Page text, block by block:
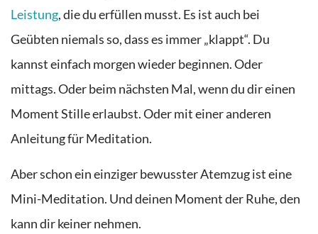
Leistung, die du erfüllen musst. Es ist auch bei
Geübten niemals so, dass es immer „klappt“. Du
kannst einfach morgen wieder beginnen. Oder
mittags. Oder beim nächsten Mal, wenn du dir einen
Moment Stille erlaubst. Oder mit einer anderen
Anleitung für Meditation.
Aber schon ein einziger bewusster Atemzug ist eine
Mini-Meditation. Und deinen Moment der Ruhe, den
kann dir keiner nehmen.